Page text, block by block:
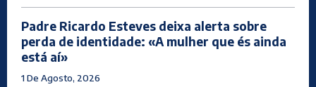
Padre Ricardo Esteves deixa alerta sobre
perda de identidade: «A mulher que és ainda
está aí»
1 De Agosto, 2026